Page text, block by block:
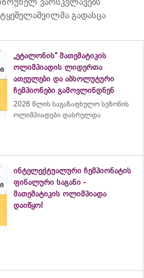
გადასცა
„ეტალონის“ მათემატიკის
ოლიმპიადის ლიდერთა
ათეულები და აბსოლუტური
ჩემპიონები გამოვლინდნენ
2026 წლის საგაზაფხულო სეზონის
ოლიმპიადები დასრულდა
ინტელექტუალური ჩემპიონატის
ფინალური საგანი -
მათემატიკის ოლიმპიადა
დაიწყო!